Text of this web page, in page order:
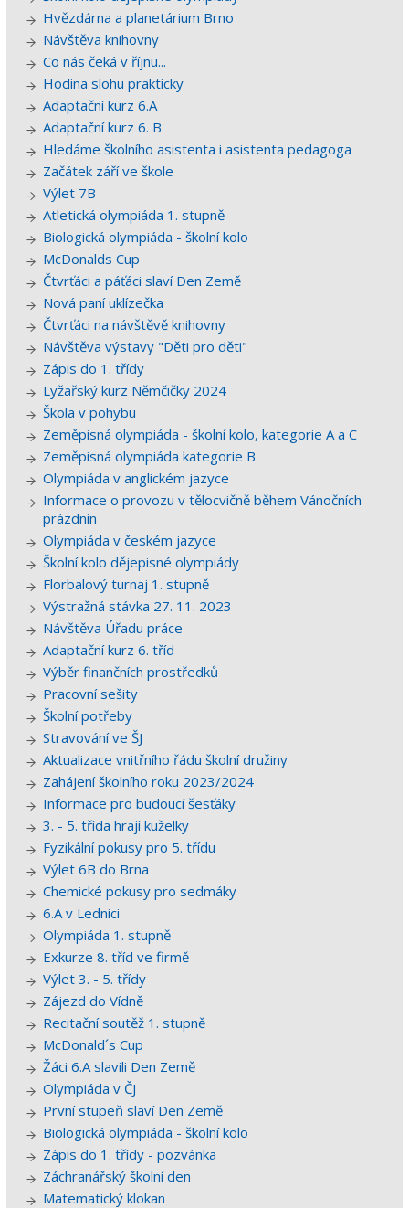
Hvězdárna a planetárium Brno
Návštěva knihovny
Co nás čeká v říjnu...
Hodina slohu prakticky
Adaptační kurz 6.A
Adaptační kurz 6. B
Hledáme školního asistenta i asistenta pedagoga
Začátek září ve škole
Výlet 7B
Atletická olympiáda 1. stupně
Biologická olympiáda - školní kolo
McDonalds Cup
Čtvrťáci a páťáci slaví Den Země
Nová paní uklízečka
Čtvrťáci na návštěvě knihovny
Návštěva výstavy "Děti pro děti"
Zápis do 1. třídy
Lyžařský kurz Němčičky 2024
Škola v pohybu
Zeměpisná olympiáda - školní kolo, kategorie A a C
Zeměpisná olympiáda kategorie B
Olympiáda v anglickém jazyce
Informace o provozu v tělocvičně během Vánočních
prázdnin
Olympiáda v českém jazyce
Školní kolo dějepisné olympiády
Florbalový turnaj 1. stupně
Výstražná stávka 27. 11. 2023
Návštěva Úřadu práce
Adaptační kurz 6. tříd
Výběr finančních prostředků
Pracovní sešity
Školní potřeby
Stravování ve ŠJ
Aktualizace vnitřního řádu školní družiny
Zahájení školního roku 2023/2024
Informace pro budoucí šesťáky
3. - 5. třída hrají kuželky
Fyzikální pokusy pro 5. třídu
Výlet 6B do Brna
Chemické pokusy pro sedmáky
6.A v Lednici
Olympiáda 1. stupně
Exkurze 8. tříd ve firmě
Výlet 3. - 5. třídy
Zájezd do Vídně
Recitační soutěž 1. stupně
McDonald´s Cup
Žáci 6.A slavili Den Země
Olympiáda v ČJ
První stupeň slaví Den Země
Biologická olympiáda - školní kolo
Zápis do 1. třídy - pozvánka
Záchranářský školní den
Matematický klokan